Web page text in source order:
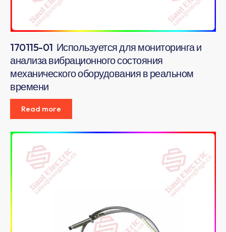
170115-01 Используется для мониторинга и
анализа вибрационного состояния
механического оборудования в реальном
времени
Read more